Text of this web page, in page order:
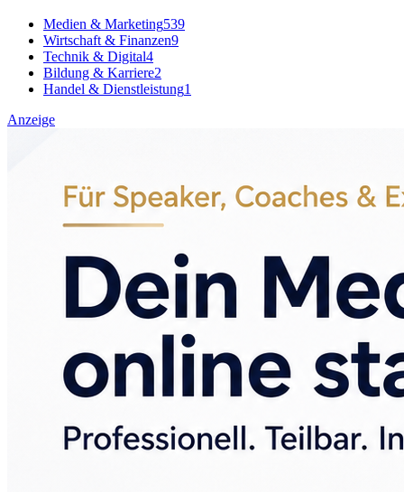
Medien & Marketing539
Wirtschaft & Finanzen9
Technik & Digital4
Bildung & Karriere2
Handel & Dienstleistung1
Anzeige